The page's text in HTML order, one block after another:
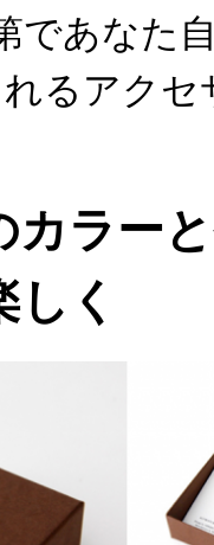
であなた
るアク
カラー
く